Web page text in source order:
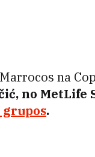
na
no MetLife
grupos.